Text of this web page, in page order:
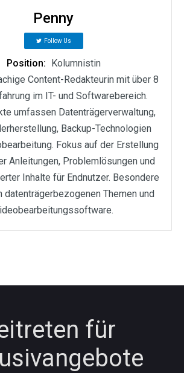
Penny
Follow Us
Position: Kolumnistin
Content-Redakteurin mit über 8
im IT- und Softwarebereich.
umfassen Datenträgerverwaltung,
Backup-Technologien
Fokus auf der Erstellung
Anleitungen, Problemlösungen und
Inhalte für Endnutzer. Besondere
datenträgerbezogenen Themen und
für